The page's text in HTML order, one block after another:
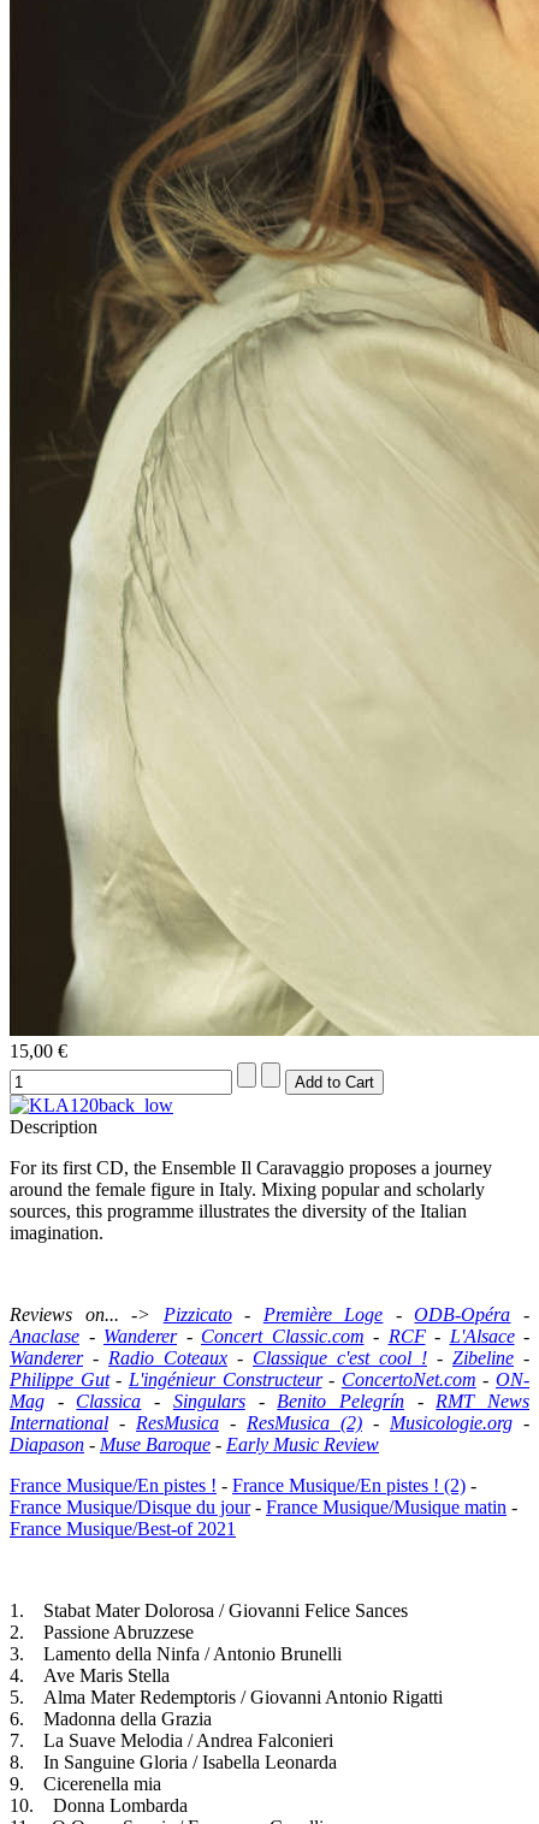
15,00 €
Description
For its first CD, the Ensemble Il Caravaggio proposes a journey
around the female figure in Italy. Mixing popular and scholarly
sources, this programme illustrates the diversity of the Italian
imagination.
Reviews on... -> Pizzicato- Première Loge -ODB-Opéra -
Anaclase - Wanderer- Concert Classic.com - RCF- L'Alsace-
Wanderer- Radio Coteaux - Classique c'est cool ! - Zibeline -
Philippe Gut- L'ingénieur Constructeur- ConcertoNet.com - ON-
Mag - Classica - Singulars- Benito Pelegrín- RMT News
International - ResMusica - ResMusica (2) - Musicologie.org -
Diapason - Muse Baroque - Early Music Review
France Musique/En pistes ! - France Musique/En pistes ! (2) -
France Musique/Disque du jour- France Musique/Musique matin -
France Musique/Best-of 2021
1. Stabat Mater Dolorosa / Giovanni Felice Sances
2. Passione Abruzzese
3. Lamento della Ninfa / Antonio Brunelli
4. Ave Maris Stella
5. Alma Mater Redemptoris / Giovanni Antonio Rigatti
6. Madonna della Grazia
7. La Suave Melodia / Andrea Falconieri
8. In Sanguine Gloria / Isabella Leonarda
9. Cicerenella mia
10. Donna Lombarda